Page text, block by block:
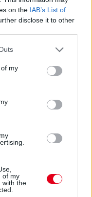
on the IAB’s List of
disclose it to other
one or more Google
You may click to
its third-party tags to
in below Google
my
of my
with the
Bahreini Nagydíj